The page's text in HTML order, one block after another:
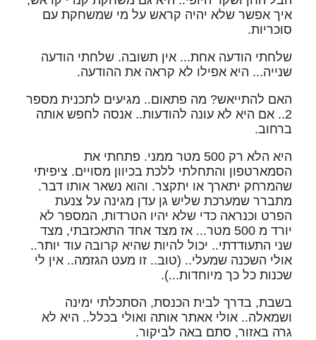
איך אפשר שלא יהיה קראש על מי שמשחקת עם
סוכריות.
שלחתי הודעה אחת... אין תשובה. שלחתי הודעה
שנייה... היא אפילו לא קראה את ההודעה.
האם להתייאש? מה פתאום.. מגיעים לתכנית מספר
2.. אם היא לא עונה להודעות.. אנסה לחפש אותה
ברחוב.
היא הלא רק 500 מטר ממני. פתחתי את
הסמארטפון והתחלתי ללכת בכיוון מסויים. ציפיתי
שהמרחק יתארך או יתקצר. והוא נשאר אותו דבר.
מתברר שמערכת שליש גן עדן מגינה על צנעת
הפרט וכנראה כדי שלא יהיו הטרדות, המספר לא
יורד מ 500 מטר... אז מצד אחד התאכזבתי, מצד
שני התעודדתי.. יכול להיות שהיא קרובה עוד יותר..
אולי השכנה שמעלי.. (טוב.. זו מעט הגזמה.. אין לי
שכנות כל כך מיוחדות...).
בשבת, בדרך לבית הכנסת, הסתכלתי ימינה
ושמאלה.. אולי אאתר אותה ואולי בכלל.. היא לא
גרה באזור, סתם באה לביקור.